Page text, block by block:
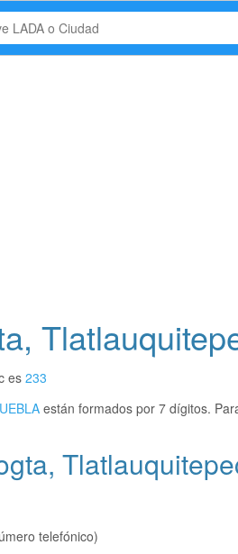
es 233
están formados por 7 dígitos.
telefónico)